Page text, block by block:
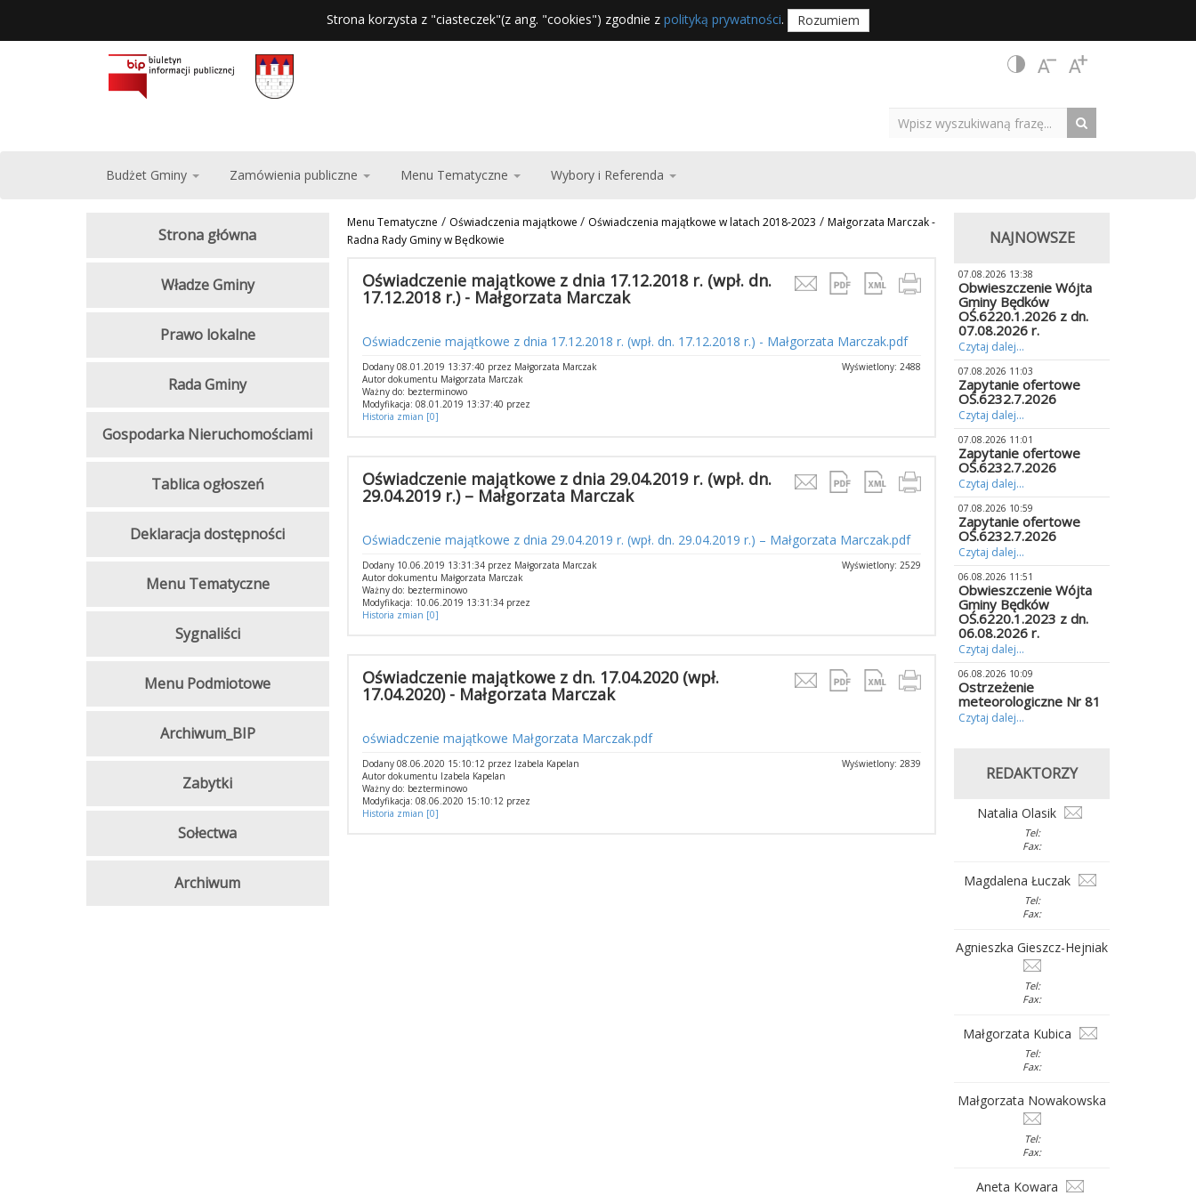
Strona korzysta z "ciasteczek"(z ang. "cookies") zgodnie z polityką prywatności. Rozumiem
Budżet Gminy Zamówienia publiczne Menu Tematyczne Wybory i Referenda
Menu Tematyczne / Oświadczenia majątkowe / Oświadczenia majątkowe w latach 2018-2023 / Małgorzata Marczak -
Radna Rady Gminy w Będkowie
Oświadczenie majątkowe z dnia 17.12.2018 r. (wpł. dn.
17.12.2018 r.) - Małgorzata Marczak
Oświadczenie majątkowe z dnia 17.12.2018 r. (wpł. dn. 17.12.2018 r.) - Małgorzata Marczak.pdf
Wyświetlony: 2488
Dodany 08.01.2019 13:37:40 przez Małgorzata Marczak
Autor dokumentu Małgorzata Marczak
Ważny do: bezterminowo
Modyfikacja: 08.01.2019 13:37:40 przez
Historia zmian [0]
Oświadczenie majątkowe z dnia 29.04.2019 r. (wpł. dn.
29.04.2019 r.) – Małgorzata Marczak
Oświadczenie majątkowe z dnia 29.04.2019 r. (wpł. dn. 29.04.2019 r.) – Małgorzata Marczak.pdf
Wyświetlony: 2529
Dodany 10.06.2019 13:31:34 przez Małgorzata Marczak
Autor dokumentu Małgorzata Marczak
Ważny do: bezterminowo
Modyfikacja: 10.06.2019 13:31:34 przez
Historia zmian [0]
Oświadczenie majątkowe z dn. 17.04.2020 (wpł.
17.04.2020) - Małgorzata Marczak
oświadczenie majątkowe Małgorzata Marczak.pdf
Wyświetlony: 2839
Dodany 08.06.2020 15:10:12 przez Izabela Kapelan
Autor dokumentu Izabela Kapelan
Ważny do: bezterminowo
Modyfikacja: 08.06.2020 15:10:12 przez
Historia zmian [0]
Strona główna
Władze Gminy
Prawo lokalne
Rada Gminy
Gospodarka Nieruchomościami
Tablica ogłoszeń
Deklaracja dostępności
Menu Tematyczne
Sygnaliści
Menu Podmiotowe
Archiwum_BIP
Zabytki
Sołectwa
Archiwum
NAJNOWSZE
07.08.2026 13:38
Obwieszczenie Wójta
Gminy Będków
OŚ.6220.1.2026 z dn.
07.08.2026 r.
Czytaj dalej...
07.08.2026 11:03
Zapytanie ofertowe
OŚ.6232.7.2026
Czytaj dalej...
07.08.2026 11:01
Zapytanie ofertowe
OŚ.6232.7.2026
Czytaj dalej...
07.08.2026 10:59
Zapytanie ofertowe
OŚ.6232.7.2026
Czytaj dalej...
06.08.2026 11:51
Obwieszczenie Wójta
Gminy Będków
OŚ.6220.1.2023 z dn.
06.08.2026 r.
Czytaj dalej...
06.08.2026 10:09
Ostrzeżenie
meteorologiczne Nr 81
Czytaj dalej...
REDAKTORZY
Natalia Olasik
Tel:
Fax:
Magdalena Łuczak
Tel:
Fax:
Agnieszka Gieszcz-Hejniak
Tel:
Fax:
Małgorzata Kubica
Tel:
Fax:
Małgorzata Nowakowska
Tel:
Fax:
Aneta Kowara